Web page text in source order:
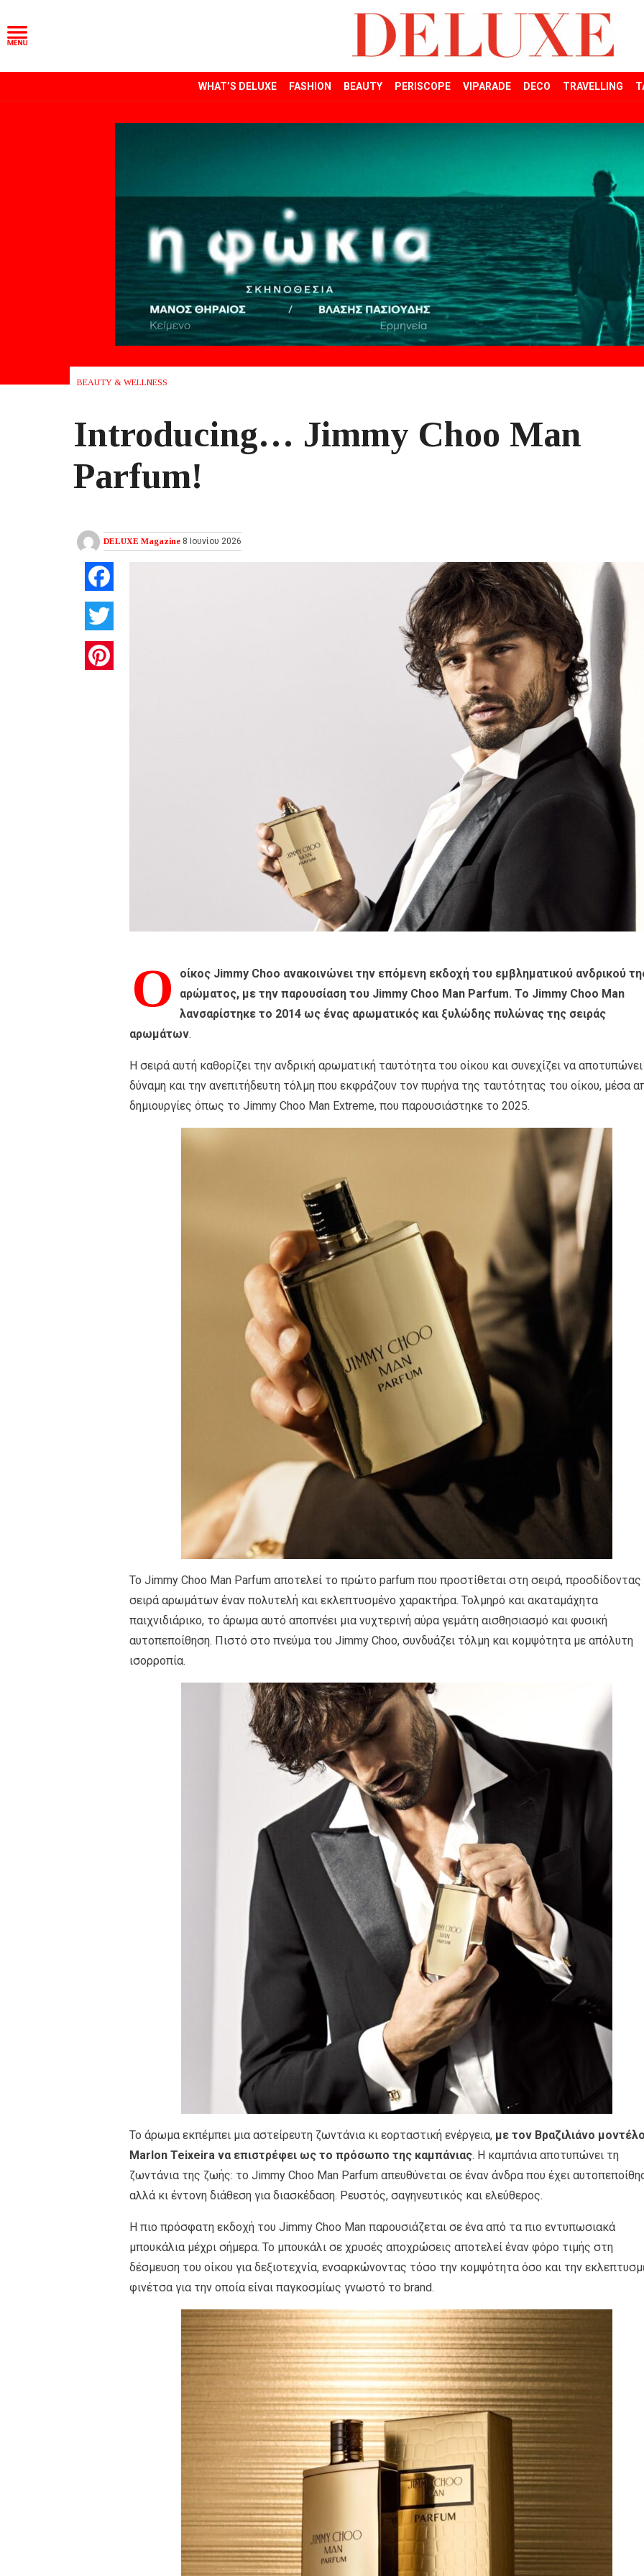
WHAT’S DELUXE FASHION BEAUTY PERISCOPE VIPARADE DECO TRAVELLING
BEAUTY & WELLNESS
Introducing… Jimmy Choo Man
Parfum!
DELUXE Magazine 8 Ιουνίου 2026
Ο
οίκος Jimmy Choo ανακοινώνει την επόμενη εκδοχή του εμβληματικού ανδρικού
αρώματος, με την παρουσίαση του Jimmy Choo Man Parfum. Το Jimmy Choo Man
λανσαρίστηκε το 2014 ως ένας αρωματικός και ξυλώδης πυλώνας της σειράς
αρωμάτων.
Η σειρά αυτή καθορίζει την ανδρική αρωματική ταυτότητα του οίκου και συνεχίζει να
δύναμη και την ανεπιτήδευτη τόλμη που εκφράζουν τον πυρήνα της ταυτότητας του οίκου, μέσα
δημιουργίες όπως το Jimmy Choo Man Extreme, που παρουσιάστηκε το 2025.
Το Jimmy Choo Man Parfum αποτελεί το πρώτο parfum που προστίθεται στη σειρά,
σειρά αρωμάτων έναν πολυτελή και εκλεπτυσμένο χαρακτήρα. Τολμηρό και ακαταμάχητα
παιχνιδιάρικο, το άρωμα αυτό αποπνέει μια νυχτερινή αύρα γεμάτη αισθησιασμό και φυσική
αυτοπεποίθηση. Πιστό στο πνεύμα του Jimmy Choo, συνδυάζει τόλμη και κομψότητα με απόλυτη
ισορροπία.
Το άρωμα εκπέμπει μια αστείρευτη ζωντάνια κι εορταστική ενέργεια, με τον Βραζιλιάνο
Marlon Teixeira να επιστρέφει ως το πρόσωπο της καμπάνιας. Η καμπάνια αποτυπώνει τη
ζωντάνια της ζωής: το Jimmy Choo Man Parfum απευθύνεται σε έναν άνδρα που έχει
αλλά κι έντονη διάθεση για διασκέδαση. Ρευστός, σαγηνευτικός και ελεύθερος.
Η πιο πρόσφατη εκδοχή του Jimmy Choo Man παρουσιάζεται σε ένα από τα πιο εντυπωσιακά
μπουκάλια μέχρι σήμερα. Το μπουκάλι σε χρυσές αποχρώσεις αποτελεί έναν φόρο τιμής στη
δέσμευση του οίκου για δεξιοτεχνία, ενσαρκώνοντας τόσο την κομψότητα όσο και την
φινέτσα για την οποία είναι παγκοσμίως γνωστό το brand.